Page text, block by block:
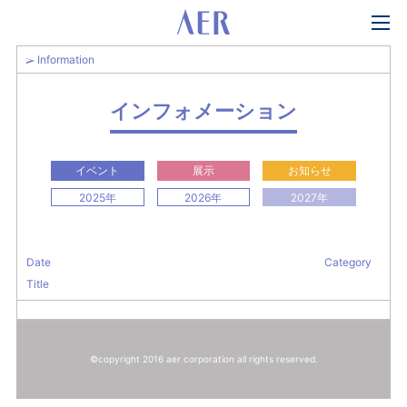
Information
インフォメーション
イベント 展示
お知らせ
2025年
2026年 2027年
Date
Category
Title
©copyright 2016 aer corporation all rights reserved.